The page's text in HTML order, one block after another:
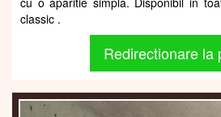
classic .
Redirectionare la